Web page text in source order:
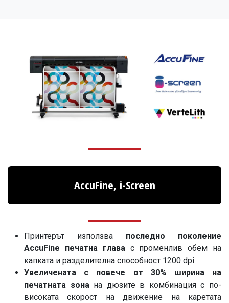
AccuFine, i-Screen
Принтерът използва последно поколение
AccuFine печатна главас променлив обем на
капката и разделителна способност 1200 dpi
Увеличената с повече от 30% ширина на
печатната зонана дюзите в комбинация с по-
високата скорост на движение на каретата